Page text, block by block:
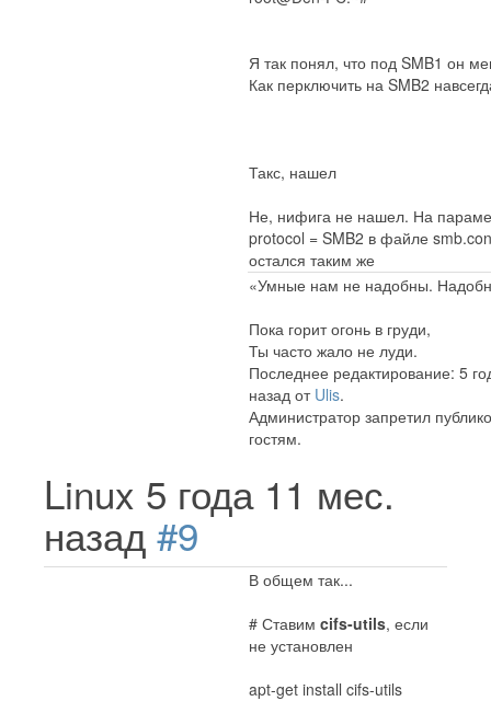
Я так понял, что под SMB1 он
Как перключить на SMB2
Такс, нашел
Не, нифига не нашел. На
protocol = SMB2 в файле
остался таким же
«Умные нам не надобны.
Пока горит огонь в груди,
Ты часто жало не луди.
Последнее редактирование: 5
назад от Ulis.
Администратор запретил
гостям.
Linux 5 года 11 мес.
назад #9
В общем так...
# Ставим cifs-utils, если
не установлен
apt-get install cifs-utils